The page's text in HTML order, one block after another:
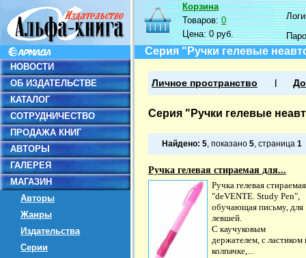
НОВОСТИ
ОБ ИЗДАТЕЛЬСТВЕ
КАТАЛОГ
СОТРУДНИЧЕСТВО
ПРОДАЖА КНИГ
АВТОРЫ
ГАЛЕРЕЯ
МАГАЗИН
Авторы
Жанры
Издательства
Серии
Корзина
Товаров:0
Цена:0 руб.
Серия "Ручки гелевые
Личное пространство
Серия "Ручки гелевые
Найдено: 5, показано 5, страница 1
Ручка гелевая стираемая для...
Ручка гелевая стираемая
"deVENTE. Study Pen",
обучающая письму, для
левшей.
С каучуковым
держателем, с ластиком
колпачке,...